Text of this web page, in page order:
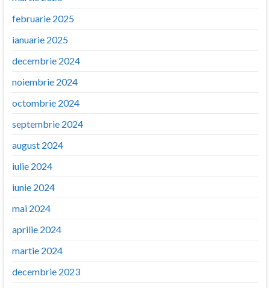
februarie 2025
ianuarie 2025
decembrie 2024
noiembrie 2024
octombrie 2024
septembrie 2024
august 2024
iulie 2024
iunie 2024
mai 2024
aprilie 2024
martie 2024
decembrie 2023